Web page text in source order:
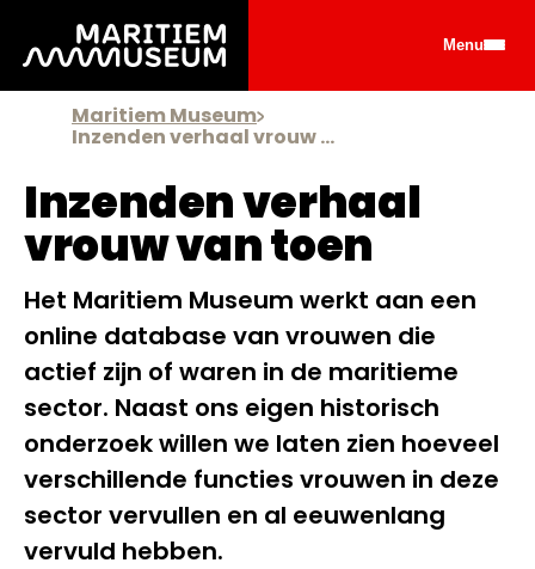
Ga naar de hoofdinhoud Menu
Maritiem Museum
Inzenden verhaal vrouw van toen
Inzenden verhaal
vrouw van toen
Het Maritiem Museum werkt aan een
online database van vrouwen die
actief zijn of waren in de maritieme
sector. Naast ons eigen historisch
onderzoek willen we laten zien hoeveel
verschillende functies vrouwen in deze
sector vervullen en al eeuwenlang
vervuld hebben.